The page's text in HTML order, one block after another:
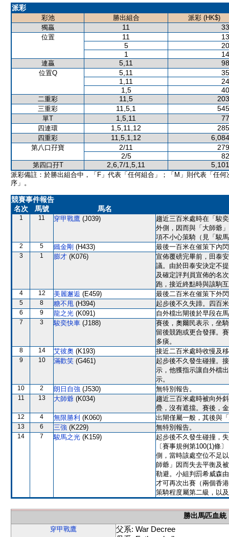
派彩
彩池 勝出組合
派彩 (HK$)
獨贏
11
位置 11
5
1
連贏 5,11
位置Q 5,11
1,11
1,5
二重彩 11,5
三重彩 11,5,1
單T 1,5,11
四連環 1,5,11,12
四重彩 11,5,1,12
第八口孖寶 2/11
2/5
第四口孖T 2,6,7/1,5,11
派彩備註：於勝出組合中，「F」代表「任何組合」；「M」則代表「任何
序」。
競賽事件報告
名次
馬號 馬名
1 11 穿甲戰鷹 (J039)
趨近三百米處時在「駿
外側，因而與「大師爺
項不小心策騎（見「駿
2 5 鐵金剛 (H433) 最後一百米在催策下內
3 1 膨才 (K076)
宣佈覆磅完畢前，田泰
議。由於田泰安決定不
及確定評判員宣佈的名
跑，接近終點時與該駒
4 12 美麗邂逅 (E459) 最後二百米在催策下外
5 8 糖不甩 (H394) 起步後不久失蹄。四百
6 9 龍之光 (K091) 自外檔出閘後於早段在
7 3 駿奕快車 (J188)
賽後，奧爾民表示，坐
留後競跑或更合發揮。
多痰。
8 14 艾彼奧 (K193) 接近二百米處時收慢及
9 10 滿歡笑 (G461)
起步後不久發生碰撞。
示，他獲指示讓自外檔
示。
10 2 朗日自強 (J530) 無特別報告。
11 13 大師爺 (K034)
趨近三百米處時被向外
疊，沒有遮擋。賽後，
12 4 無限勝利 (K060) 出閘僅屬一般，其後與
13 6 三強 (K229) 無特別報告。
14 7 駿馬之光 (K159)
起步後不久發生碰撞，
〔賽事規例第100(1)條
側，當時該處空位不足
師爺」因而失去平衡及
勒避。小組判罰希威森
才可再次出賽（兩個香
策騎程度屬第二級，以
勝出馬匹血統
穿甲戰鷹
父系: War Decree